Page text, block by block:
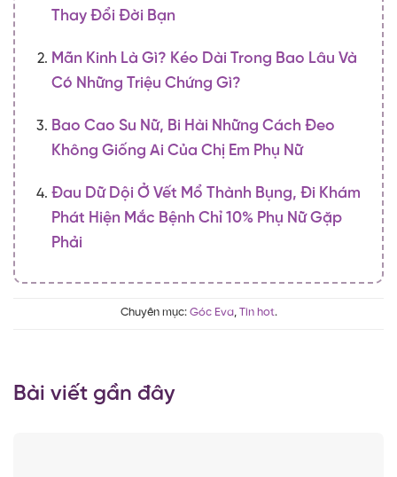
Thay Đổi Đời Bạn
Mãn Kinh Là Gì? Kéo Dài Trong Bao Lâu Và
Có Những Triệu Chứng Gì?
Bao Cao Su Nữ, Bi Hài Những Cách Đeo
Không Giống Ai Của Chị Em Phụ Nữ
Đau Dữ Dội Ở Vết Mổ Thành Bụng, Đi Khám
Phát Hiện Mắc Bệnh Chỉ 10% Phụ Nữ Gặp
Phải
Chuyên mục: Góc Eva, Tin hot.
Bài viết gần đây